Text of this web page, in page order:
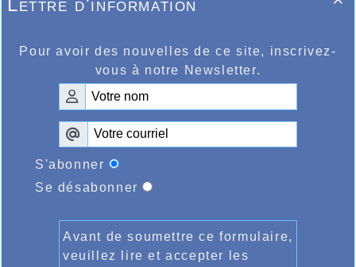
Lettre d'information
Pour avoir des nouvelles de ce site, inscrivez-
vous à notre Newsletter.
S'abonner
Se désabonner
Avant de soumettre ce formulaire,
veuillez lire et accepter les